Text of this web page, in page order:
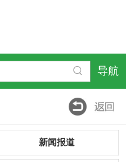
导航
新闻报道